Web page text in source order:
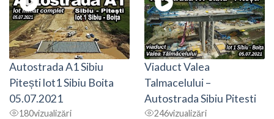
Autostrada A1 Sibiu
Pitești lot1 Sibiu Boita
05.07.2021
180vizualizări
Viaduct Valea
Talmacelului –
Autostrada Sibiu Pitesti
246vizualizări